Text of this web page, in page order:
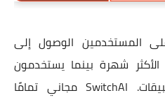
المستخدمين الوصول إلى
شهرة بينما يستخدمون
الهاتف ويتنقلون بين التطبيقات. SwitchAI مجاني تمامًا